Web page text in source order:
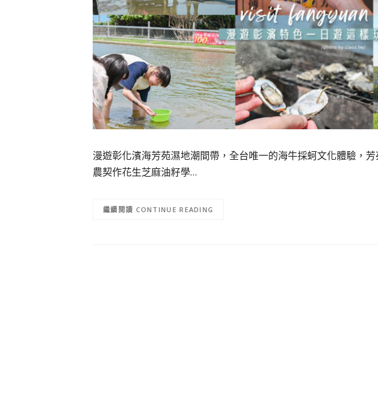
漫遊彰化濱海芳苑濕地潮間帶，全台唯一的海牛採蚵文化體驗，
農契作花生芝麻油籽學…
CONTINUE READING